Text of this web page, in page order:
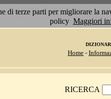
di terze parti per migliorare la
policy Maggiori
Home -
RICERCA